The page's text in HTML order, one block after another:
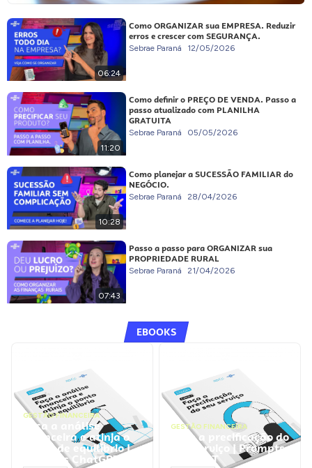
06:24
Como ORGANIZAR sua EMPRESA. Reduzir
erros e crescer com SEGURANÇA.
Sebrae Paraná 12/05/2026
11:20
Como definir o PREÇO DE VENDA. Passo a
passo atualizado com PLANILHA
GRATUITA
Sebrae Paraná 05/05/2026
10:28
Como planejar a SUCESSÃO FAMILIAR do
NEGÓCIO.
Sebrae Paraná 28/04/2026
07:43
Passo a passo para ORGANIZAR sua
PROPRIEDADE RURAL
Sebrae Paraná 21/04/2026
EBOOKS
GESTÃO FINANCEIRA
Faça a análise
financeira e atinja o
ponto de equilíbrio |
Prompts ChatGPT
GESTÃO FINANCEIRA
Faça a precificação do
seu serviço | Prompts
ChatGPT